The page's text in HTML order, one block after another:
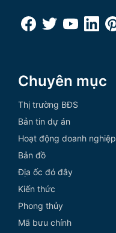
Chuyên mục
Thị trường BĐS
Bản tin dự án
Hoạt động doanh nghiệp
Bản đồ
Địa ốc đó đây
Kiến thức
Phong thủy
Mã bưu chính